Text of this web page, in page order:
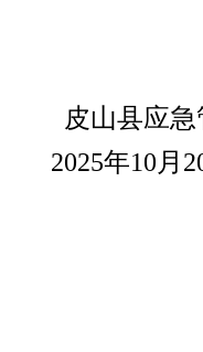
皮山县应急
2025年10 月